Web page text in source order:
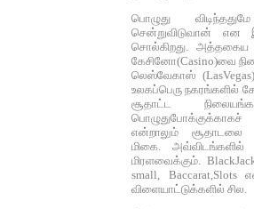
பொழுது
சென்றுவிடுவான் என
சொல்கிறது.
கேசினோ(Casino)வை
லெஸ்வேகாஸ்
உலகப்பெரு நகரங்களில்
சூதாட்ட
என்றாலும்
மிகை. அவ்விடங்களில்
மிரளவைக்கும்.
small,
விளையாட்டுக்களில் சில.